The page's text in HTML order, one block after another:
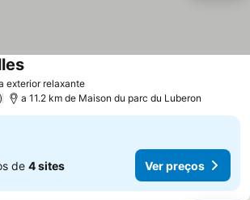
exterior relaxante
a 11.2 km de Maison du parc du Luberon
de 4 sites Ver preços